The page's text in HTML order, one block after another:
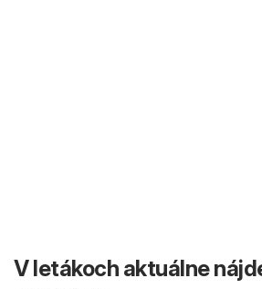
V letákoch aktuálne